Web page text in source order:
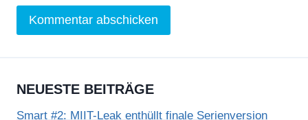
NEUESTE BEITRÄGE
Smart #2: MIIT-Leak enthüllt finale Serienversion